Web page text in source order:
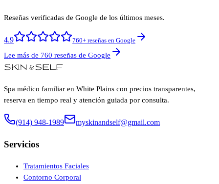
Reseñas verificadas de Google de los últimos meses.
4.9 760+ reseñas en Google
Lee más de 760 reseñas de Google
Spa médico familiar en White Plains con precios transparentes,
reserva en tiempo real y atención guiada por consulta.
(914) 948-1989 myskinandself@gmail.com
Servicios
Tratamientos Faciales
Contorno Corporal